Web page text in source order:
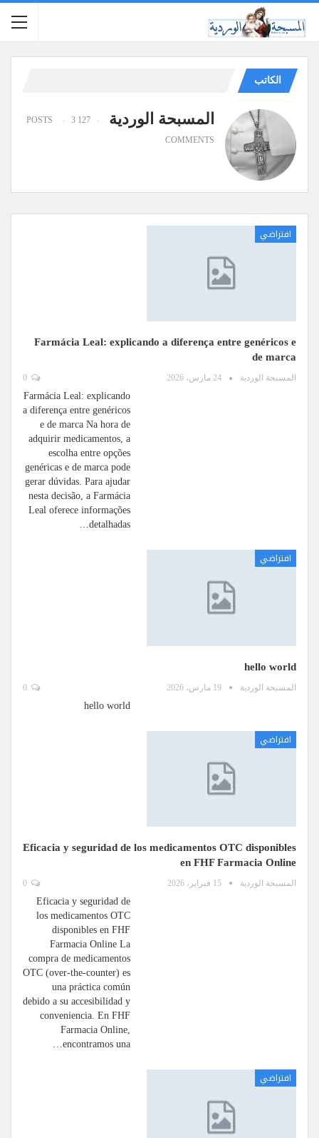
الكاتب
المسبحة الوردية 127 POSTS
3
COMMENTS
افتراضي
Farmácia Leal: explicando a diferença entre genéricos e
de marca
المسبحة الوردية 24 مارس، 2026
Farmácia Leal: explicando
a diferença entre genéricos
e de marca Na hora de
adquirir medicamentos, a
escolha entre opções
genéricas e de marca pode
gerar dúvidas. Para ajudar
nesta decisão, a Farmácia
Leal oferece informações
detalhadas…
افتراضي
hello world
المسبحة الوردية 19 مارس، 2026
hello world
افتراضي
Eficacia y seguridad de los medicamentos OTC disponibles
en FHF Farmacia Online
المسبحة الوردية 15 فبراير، 2026
Eficacia y seguridad de
los medicamentos OTC
disponibles en FHF
Farmacia Online La
compra de medicamentos
OTC (over-the-counter) es
una práctica común
debido a su accesibilidad y
conveniencia. En FHF
Farmacia Online,
encontramos una…
افتراضي